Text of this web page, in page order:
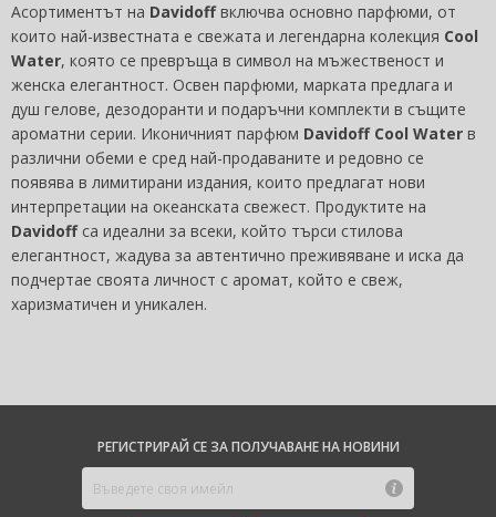
Асортиментът на Davidoffвключва основно парфюми, от
които най-известната е свежата и легендарна колекция Cool
Water, която се превръща в символ на мъжественост и
женска елегантност. Освен парфюми, марката предлага и
душ гелове, дезодоранти и подаръчни комплекти в същите
ароматни серии. Иконичният парфюм Davidoff Cool Water в
различни обеми е сред най-продаваните и редовно се
появява в лимитирани издания, които предлагат нови
интерпретации на океанската свежест. Продуктите на
Davidoffса идеални за всеки, който търси стилова
елегантност, жадува за автентично преживяване и иска да
подчертае своята личност с аромат, който е свеж,
харизматичен и уникален.
РЕГИСТРИРАЙ СЕ ЗА ПОЛУЧАВАНЕ НА НОВИНИ